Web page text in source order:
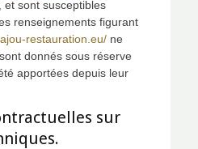
et sont susceptibles
renseignements figurant
restauration.eu/ ne
donnés sous réserve
apportées depuis leur
sur